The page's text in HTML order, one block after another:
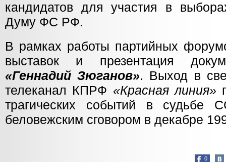
кандидатов для участия в
Думу ФС РФ.
В рамках работы партийных
выставок и презентация
«Геннадий Зюганов». Выход в
телеканал КПРФ «Красная линия»
трагических событий в судьбе
беловежским сговором в декабре
0